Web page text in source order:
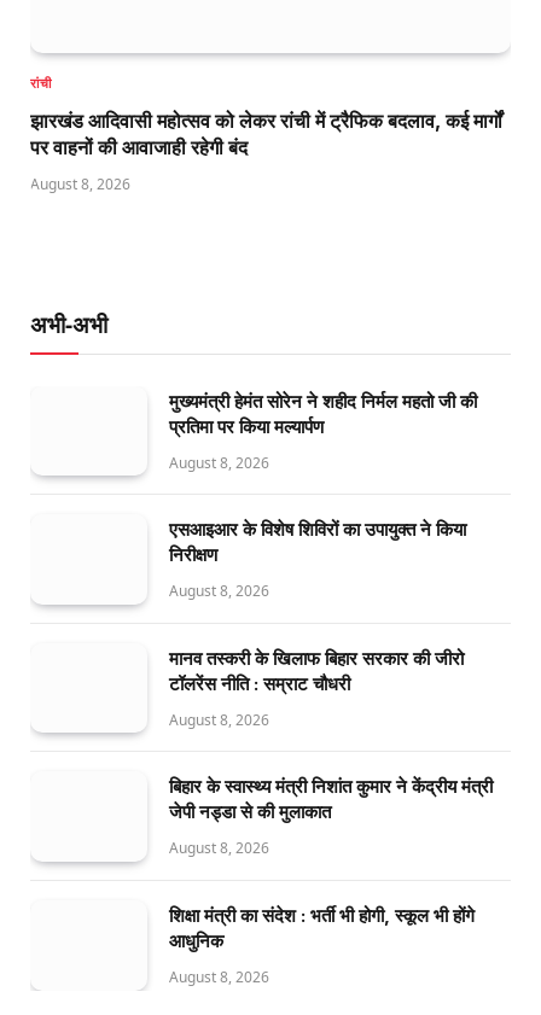
रांची
झारखंड आदिवासी महोत्सव को लेकर रांची में ट्रैफिक बदलाव, कई मार्गों
पर वाहनों की आवाजाही रहेगी बंद
August 8, 2026
अभी-अभी
मुख्यमंत्री हेमंत सोरेन ने शहीद निर्मल महतो जी की
प्रतिमा पर किया मल्यार्पण
August 8, 2026
एसआइआर के विशेष शिविरों का उपायुक्त ने किया
निरीक्षण
August 8, 2026
मानव तस्करी के खिलाफ बिहार सरकार की जीरो
टॉलरेंस नीति : सम्राट चौधरी
August 8, 2026
बिहार के स्वास्थ्य मंत्री निशांत कुमार ने केंद्रीय मंत्री
जेपी नड्डा से की मुलाकात
August 8, 2026
शिक्षा मंत्री का संदेश : भर्ती भी होगी, स्कूल भी होंगे
आधुनिक
August 8, 2026